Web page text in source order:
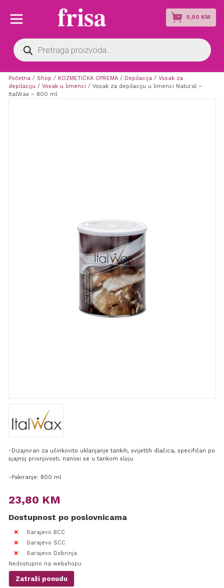
0,00 KM
Products
search
Početna / Shop / KOZMETIČKA OPREMA/ Depilacija / Vosak za
depilaciju / Vosak u limenci / Vosak za depilaciju u limenci Natural –
ItalWax – 800 ml
-Dizajniran za učinkovito uklanjanje tankih, svijetlih dlačica, specifičan po
sjajnoj prionjivosti, nanosi se u tankom sloju.
-Pakiranje: 800 ml
23,80 KM
Dostupnost po poslovnicama
Sarajevo BCC
Sarajevo SCC
Sarajevo Dobrinja
Nedostupno na webshopu
Zatraži ponudu